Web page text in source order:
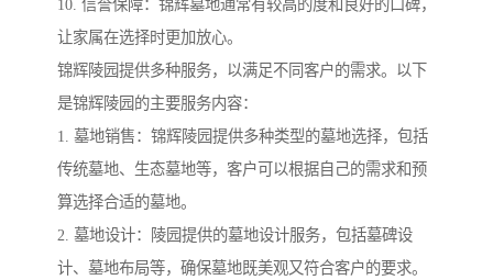
10. 信誉保障：锦辉墓地通常有较高的度和良好的口碑，
让家属在选择时更加放心。
锦辉陵园提供多种服务，以满足不同客户的需求。以下
是锦辉陵园的主要服务内容：
1. 墓地销售：锦辉陵园提供多种类型的墓地选择，包括
传统墓地、生态墓地等，客户可以根据自己的需求和预
算选择合适的墓地。
2. 墓地设计：陵园提供的墓地设计服务，包括墓碑设
计、墓地布局等，确保墓地既美观又符合客户的要求。